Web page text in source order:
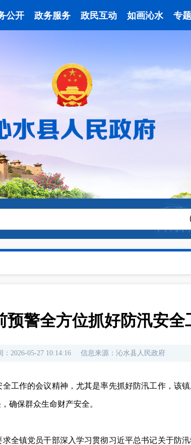
公开 政务服务 政民互动 如画沁水 专
预警全方位抓好防汛安全
2026-05-27 10:14:16 信息来源： 沁水县人民政府
工作的会议精神，尤其是率先抓好防汛工作，该
确保群众生命财产安全。
全镇党员干部深入学习贯彻习近平总书记关于防